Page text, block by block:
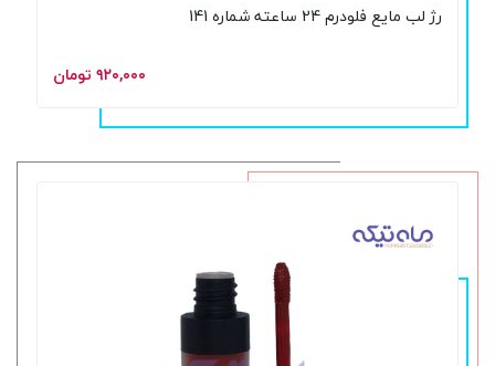
رژ لب مایع فلودرم 24 ساعته شماره 141
۹۲۰,۰۰۰ تومان